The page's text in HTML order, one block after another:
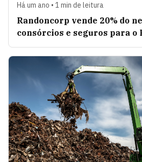
Há um ano • 1 min de leitura
Randoncorp vende 20% do
consórcios e seguros para o